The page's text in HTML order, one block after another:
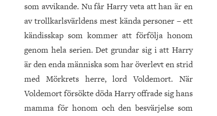
som avvikande. Nu får Harry veta att han är en
av trollkarlsvärldens mest kända personer – ett
kändisskap som kommer att förfölja honom
genom hela serien. Det grundar sig i att Harry
är den enda människa som har överlevt en strid
med Mörkrets herre, lord Voldemort. När
Voldemort försökte döda Harry offrade sig hans
mamma för honom och den besvärjelse som